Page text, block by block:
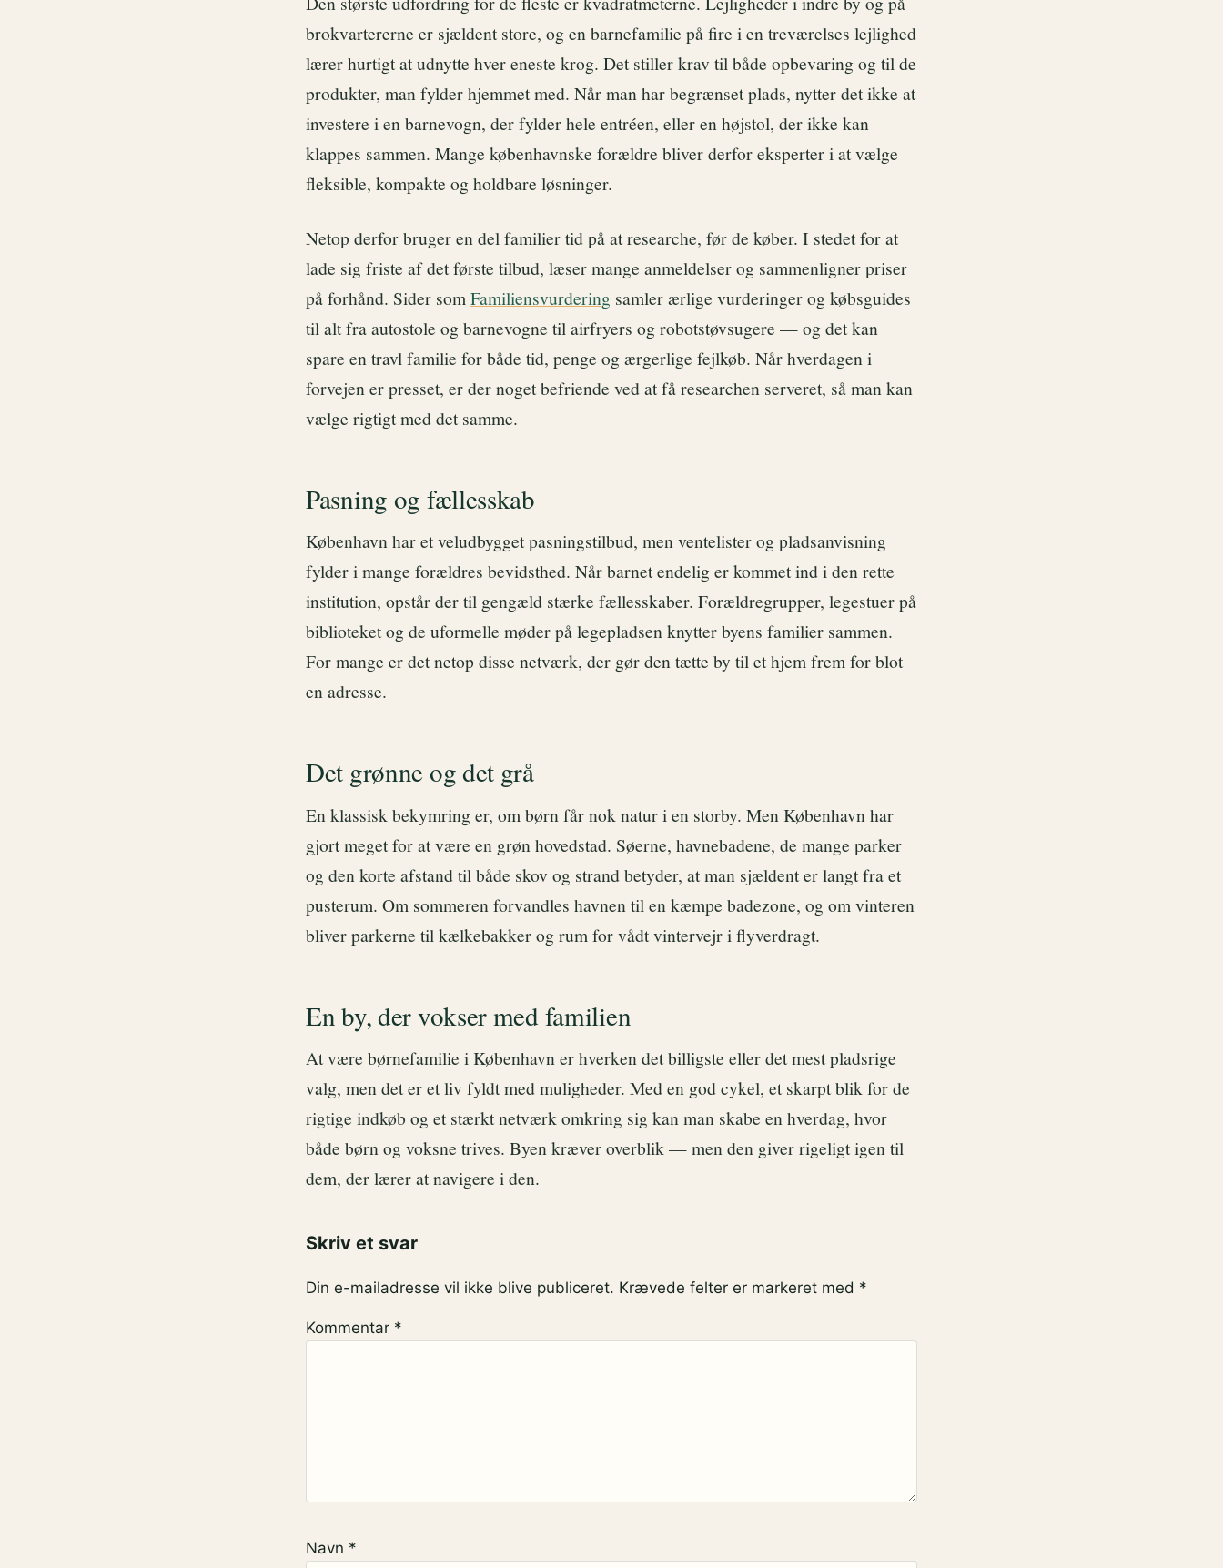
brokvartererne er sjældent store, og en barnefamilie på fire i en treværelses lejlighed
lærer hurtigt at udnytte hver eneste krog. Det stiller krav til både opbevaring og til de
produkter, man fylder hjemmet med. Når man har begrænset plads, nytter det ikke at
investere i en barnevogn, der fylder hele entréen, eller en højstol, der ikke kan
klappes sammen. Mange københavnske forældre bliver derfor eksperter i at vælge
fleksible, kompakte og holdbare løsninger.
Netop derfor bruger en del familier tid på at researche, før de køber. I stedet for at
lade sig friste af det første tilbud, læser mange anmeldelser og sammenligner priser
på forhånd. Sider som Familiensvurdering samler ærlige vurderinger og købsguides
til alt fra autostole og barnevogne til airfryers og robotstøvsugere — og det kan
spare en travl familie for både tid, penge og ærgerlige fejlkøb. Når hverdagen i
forvejen er presset, er der noget befriende ved at få researchen serveret, så man kan
vælge rigtigt med det samme.
Pasning og fællesskab
København har et veludbygget pasningstilbud, men ventelister og pladsanvisning
fylder i mange forældres bevidsthed. Når barnet endelig er kommet ind i den rette
institution, opstår der til gengæld stærke fællesskaber. Forældregrupper, legestuer på
biblioteket og de uformelle møder på legepladsen knytter byens familier sammen.
For mange er det netop disse netværk, der gør den tætte by til et hjem frem for blot
en adresse.
Det grønne og det grå
En klassisk bekymring er, om børn får nok natur i en storby. Men København har
gjort meget for at være en grøn hovedstad. Søerne, havnebadene, de mange parker
og den korte afstand til både skov og strand betyder, at man sjældent er langt fra et
pusterum. Om sommeren forvandles havnen til en kæmpe badezone, og om vinteren
bliver parkerne til kælkebakker og rum for vådt vintervejr i flyverdragt.
En by, der vokser med familien
At være børnefamilie i København er hverken det billigste eller det mest pladsrige
valg, men det er et liv fyldt med muligheder. Med en god cykel, et skarpt blik for de
rigtige indkøb og et stærkt netværk omkring sig kan man skabe en hverdag, hvor
både børn og voksne trives. Byen kræver overblik — men den giver rigeligt igen til
dem, der lærer at navigere i den.
Skriv et svar
Din e-mailadresse vil ikke blive publiceret. Krævede felter er markeret med *
Kommentar *
Navn *